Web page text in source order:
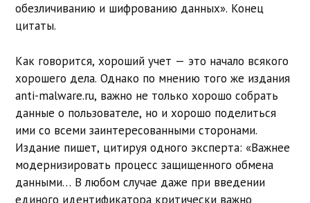
обезличиванию и шифрованию данных». Конец
цитаты.
Как говорится, хороший учет — это начало всякого
хорошего дела. Однако по мнению того же издания
anti-malware.ru, важно не только хорошо собрать
данные о пользователе, но и хорошо поделиться
ими со всеми заинтересованными сторонами.
Издание пишет, цитируя одного эксперта: «Важнее
модернизировать процесс защищенного обмена
данными… В любом случае даже при введении
единого идентификатора критически важно